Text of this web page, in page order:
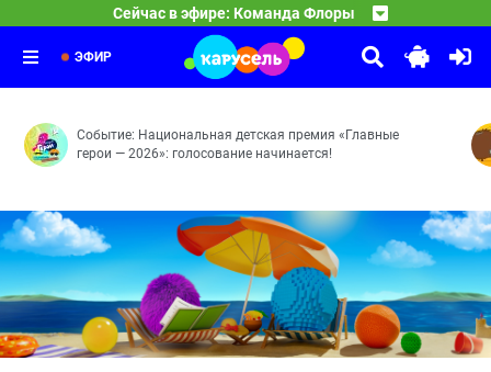
Сейчас в эфире: Команда Флоры
Танцуют все! — Чужой огород — Вот это номер! — Не
24:10
Песенки Фортуны
Команда Флоры
Симбиоз
ЭФИР
Событие: Национальная детская премия «Главные
герои — 2026»: голосование начинается!